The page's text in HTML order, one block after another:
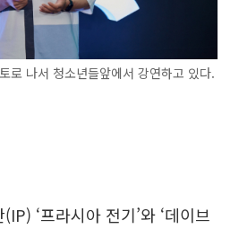
로 나서 청소년들앞에서 강연하고 있다.
‘프라시아 전기’와 ‘데이브